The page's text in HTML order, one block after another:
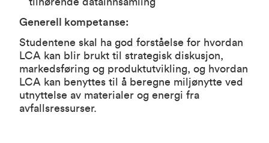
Generell kompetanse:
Studentene skal ha god forståelse for hvordan
LCA kan blir brukt til strategisk diskusjon,
markedsføring og produktutvikling, og hvordan
LCA kan benyttes til å beregne miljønytte ved
utnyttelse av materialer og energi fra
avfallsressurser.